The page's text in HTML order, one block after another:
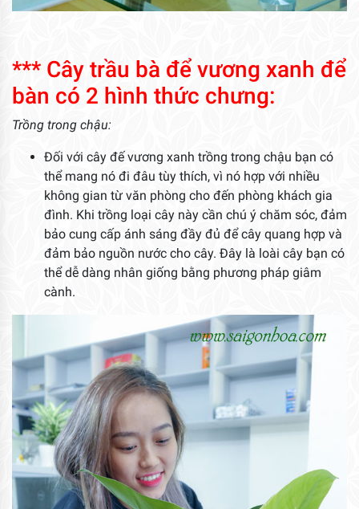
*** Cây trầu bà để vương xanh để
bàn có 2 hình thức chưng:
Trồng trong chậu:
Đối với cây đế vương xanh trồng trong chậu bạn có
thể mang nó đi đâu tùy thích, vì nó hợp với nhiều
không gian từ văn phòng cho đến phòng khách gia
đình. Khi trồng loại cây này cần chú ý chăm sóc, đảm
bảo cung cấp ánh sáng đầy đủ để cây quang hợp và
đảm bảo nguồn nước cho cây. Đây là loài cây bạn có
thể dễ dàng nhân giống bằng phương pháp giâm
cành.